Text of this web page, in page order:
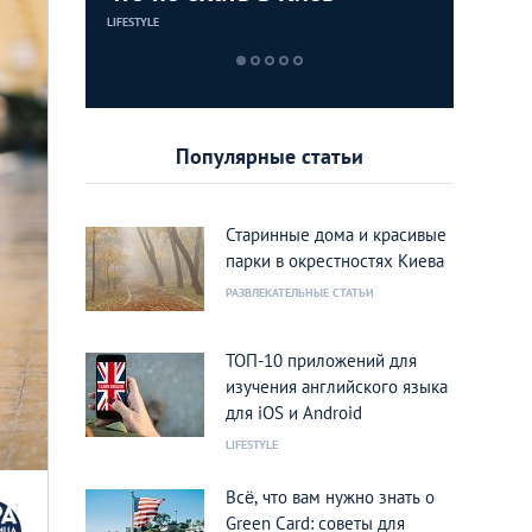
LIFESTYLE
Популярные статьи
Старинные дома и красивые
парки в окрестностях Киева
РАЗВЛЕКАТЕЛЬНЫЕ СТАТЬИ
ТОП-10 приложений для
изучения английского языка
для iOS и Android
LIFESTYLE
Всё, что вам нужно знать о
Green Card: советы для